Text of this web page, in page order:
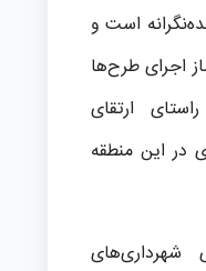
است و
اجرای طرح‌ها
ارتقای
این منطقه
شهرداری‌های